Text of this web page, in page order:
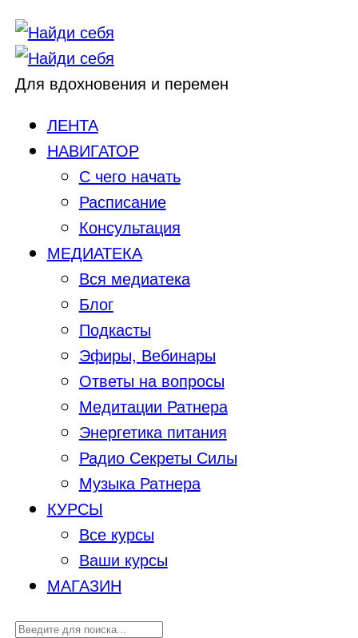
Для вдохновения и перемен
ЛЕНТА
НАВИГАТОР
С чего начать
Расписание
Консультация
МЕДИАТЕКА
Вся медиатека
Блог
Подкасты
Эфиры, Вебинары
Ответы на вопросы
Медитации Ратнера
Энергетика питания
Радио Секреты Силы
Музыка Ратнера
КУРСЫ
Все курсы
Ваши курсы
МАГАЗИН